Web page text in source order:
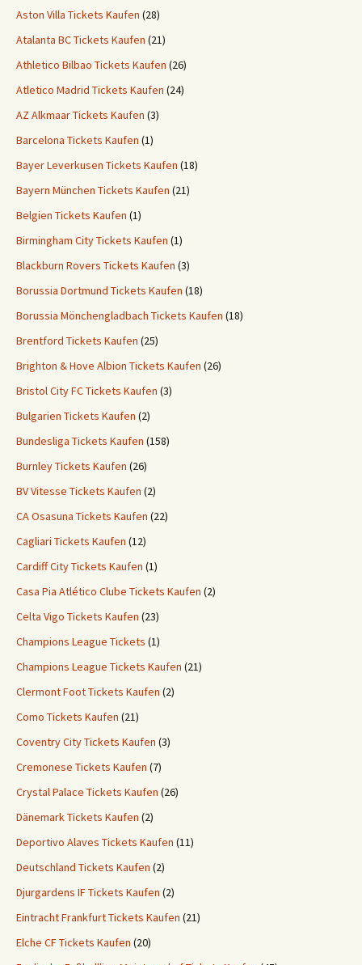
Aston Villa Tickets Kaufen (28)
Atalanta BC Tickets Kaufen (21)
Athletico Bilbao Tickets Kaufen (26)
Atletico Madrid Tickets Kaufen (24)
AZ Alkmaar Tickets Kaufen (3)
Barcelona Tickets Kaufen (1)
Bayer Leverkusen Tickets Kaufen (18)
Bayern München Tickets Kaufen (21)
Belgien Tickets Kaufen (1)
Birmingham City Tickets Kaufen (1)
Blackburn Rovers Tickets Kaufen (3)
Borussia Dortmund Tickets Kaufen (18)
Borussia Mönchengladbach Tickets Kaufen (18)
Brentford Tickets Kaufen (25)
Brighton & Hove Albion Tickets Kaufen (26)
Bristol City FC Tickets Kaufen (3)
Bulgarien Tickets Kaufen (2)
Bundesliga Tickets Kaufen (158)
Burnley Tickets Kaufen (26)
BV Vitesse Tickets Kaufen (2)
CA Osasuna Tickets Kaufen (22)
Cagliari Tickets Kaufen (12)
Cardiff City Tickets Kaufen (1)
Casa Pia Atlético Clube Tickets Kaufen (2)
Celta Vigo Tickets Kaufen (23)
Champions League Tickets (1)
Champions League Tickets Kaufen (21)
Clermont Foot Tickets Kaufen (2)
Como Tickets Kaufen (21)
Coventry City Tickets Kaufen (3)
Cremonese Tickets Kaufen (7)
Crystal Palace Tickets Kaufen (26)
Dänemark Tickets Kaufen (2)
Deportivo Alaves Tickets Kaufen (11)
Deutschland Tickets Kaufen (2)
Djurgardens IF Tickets Kaufen (2)
Eintracht Frankfurt Tickets Kaufen (21)
Elche CF Tickets Kaufen (20)